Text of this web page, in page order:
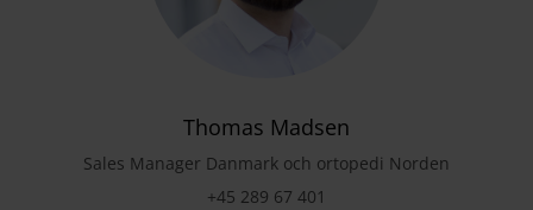
Thomas Madsen
Sales Manager Danmark och ortopedi Norden
+45 289 67 401